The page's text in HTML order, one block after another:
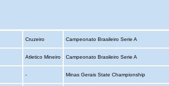
Cruzeiro Campeonato Brasileiro Serie A
Atletico Mineiro Campeonato Brasileiro Serie A
- Minas Gerais State Championship